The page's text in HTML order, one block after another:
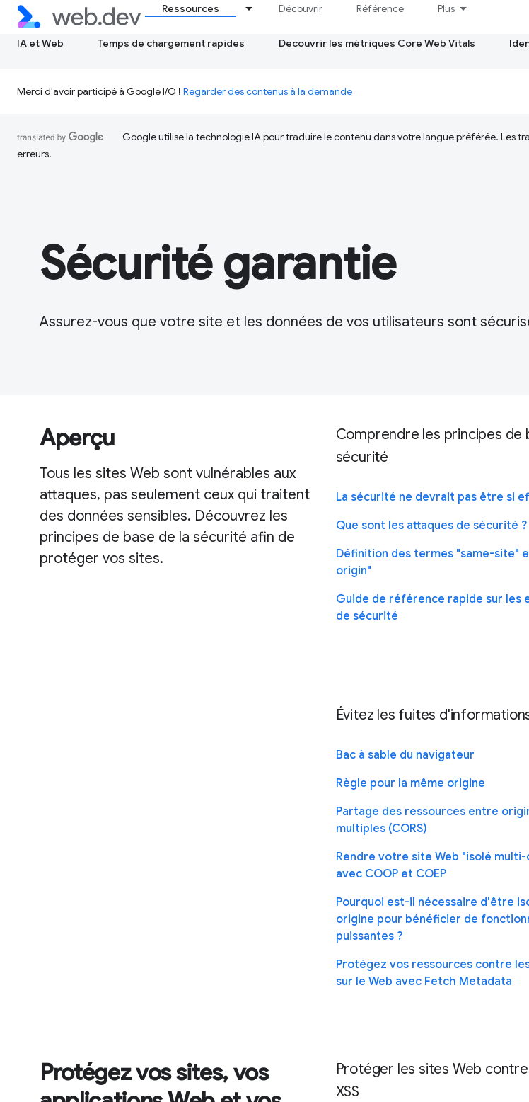
Ressources Découvrir Référence Plus
IA et Web Temps de chargement rapides Découvrir les métriques Core Web Vitals
Merci d'avoir participé à Google I/O ! Regarder des contenus à la demande
Google utilise la technologie IA pour traduire le contenu dans votre langue préférée. Les
erreurs.
Sécurité garantie
Assurez-vous que votre site et les données de vos utilisateurs sont
Aperçu
Tous les sites Web sont vulnérables aux
attaques, pas seulement ceux qui traitent
des données sensibles. Découvrez les
principes de base de la sécurité afin de
protéger vos sites.
Comprendre les principes de
sécurité
La sécurité ne devrait pas être si
Que sont les attaques de sécurité ?
Définition des termes "same-site"
origin"
Guide de référence rapide sur les
de sécurité
Évitez les fuites
Bac à sable du navigateur
Règle pour la même origine
Partage des ressources entre
multiples (CORS)
Rendre votre site Web "isolé
avec COOP et COEP
Pourquoi est-il nécessaire d'être
origine pour bénéficier de
puissantes ?
Protégez vos ressources contre
sur le Web avec Fetch Metadata
Protégez vos sites, vos
Protéger les sites Web
XSS